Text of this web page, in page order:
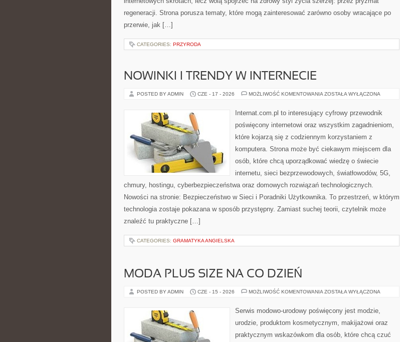
regeneracji. Strona porusza tematy, które mogą zainteresować zarówno osoby wracające po
przerwie, jak […]
CATEGORIES: PRZYRODA
NOWINKI I TRENDY W INTERNECIE
POSTED BY ADMIN CZE - 17 - 2026 MOŻLIWOŚĆ KOMENTOWANIA NOWINKI
INTERNECIE
ZOSTAŁA WYŁĄCZONA
Internat.com.pl to interesujący cyfrowy przewodnik
poświęcony internetowi oraz wszystkim zagadnieniom,
które kojarzą się z codziennym korzystaniem z
komputera. Strona może być ciekawym miejscem dla
osób, które chcą uporządkować wiedzę o świecie
internetu, sieci bezprzewodowych, światłowodów, 5G,
chmury, hostingu, cyberbezpieczeństwa oraz domowych rozwiązań technologicznych.
Nowości na stronie: Bezpieczeństwo w Sieci i Poradniki Użytkownika. To przestrzeń, w którym
technologia zostaje pokazana w sposób przystępny. Zamiast suchej teorii, czytelnik może
znaleźć tu praktyczne […]
CATEGORIES: GRAMATYKA ANGIELSKA
MODA PLUS SIZE NA CO DZIEŃ
POSTED BY ADMIN CZE - 15 - 2026 MOŻLIWOŚĆ KOMENTOWANIA MODA
NA
CO
ZOSTAŁA WYŁĄCZONA
Serwis modowo-urodowy poświęcony jest modzie,
urodzie, produktom kosmetycznym, makijażowi oraz
praktycznym wskazówkom dla osób, które chcą czuć